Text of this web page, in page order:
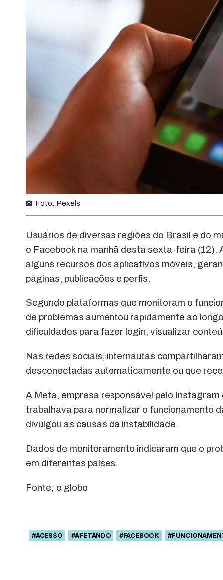
Foto: Pexels
Usuários de diversas regiões do Brasil e do
o Facebook na manhã desta sexta-feira
alguns recursos dos aplicativos móveis,
páginas, publicações e perfis.
Segundo plataformas que monitoram o
de problemas aumentou rapidamente ao
dificuldades para fazer login, visualizar
Nas redes sociais, internautas
desconectadas automaticamente ou que
A Meta, empresa responsável pelo
trabalhava para normalizar o funcionamento
divulgou as causas da instabilidade.
Dados de monitoramento indicaram que o
em diferentes países.
Fonte; o globo
#ACESSO #AFETANDO #FACEBOOK